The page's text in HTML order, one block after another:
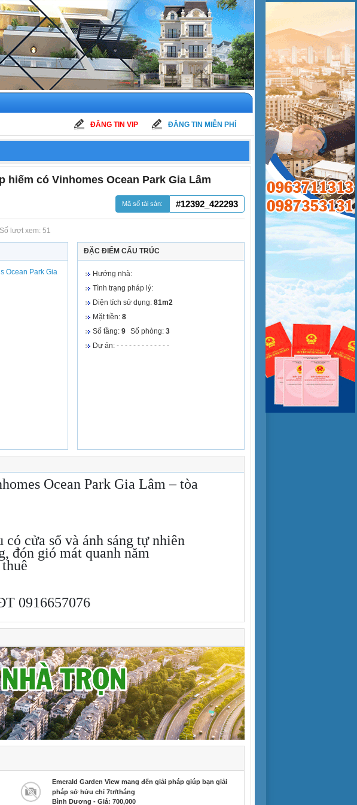
ĐĂNG TIN VIP ĐĂNG TIN MIỄN PHÍ
hiếm có Vinhomes Ocean Park Gia Lâm
Mã số tài sản: #12392_422293
lượt xem: 51
ĐẶC ĐIỂM CẤU TRÚC
Hướng nhà:
Tình trạng pháp lý:
Diện tích sử dụng: 81m2
Mặt tiền: 8
Số tầng: 9 Số phòng: 3
Dự án: - - - - - - - - - - - - -
Ocean Park Gia Lâm – tòa
cửa sổ và ánh sáng tự nhiên
đón gió mát quanh năm
0916657076
Emerald Garden View mang đến giải pháp giúp bạn giải
pháp sở hửu chỉ 7tr/tháng
Bình Dương - Giá: 700,000